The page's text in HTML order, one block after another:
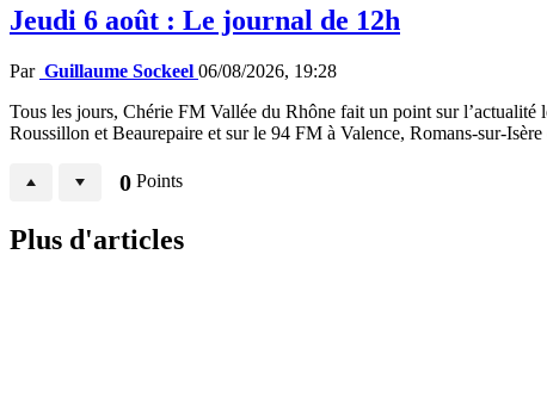
Jeudi 6 août : Le journal de 12h
Par Guillaume Sockeel 06/08/2026, 19:28
Tous les jours, Chérie FM Vallée du Rhône fait un point sur
Roussillon et Beaurepaire et sur le 94 FM à Valence, Romans-sur-
0 Points
Plus d'articles